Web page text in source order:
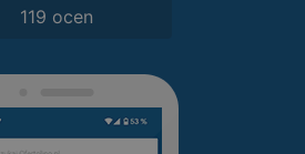
119 ocen